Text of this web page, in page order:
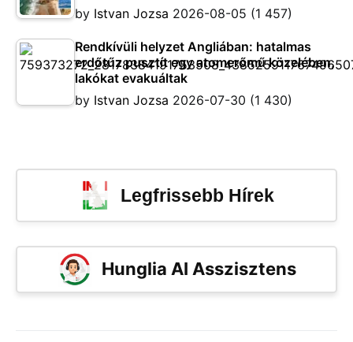
by Istvan Jozsa 2026-08-05 (1 457)
Rendkívüli helyzet Angliában: hatalmas
erdőtűz pusztít egy atomerőmű közelében,
lakókat evakuáltak
by Istvan Jozsa 2026-07-30 (1 430)
Legfrissebb Hírek
Hunglia AI Asszisztens